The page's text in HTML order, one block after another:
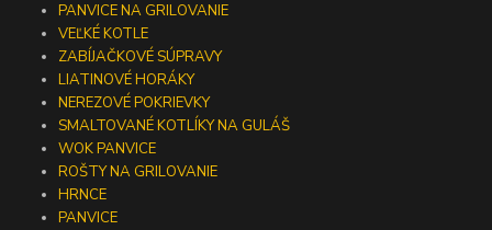
PANVICE NA GRILOVANIE
VEĽKÉ KOTLE
ZABÍJAČKOVÉ SÚPRAVY
LIATINOVÉ HORÁKY
NEREZOVÉ POKRIEVKY
SMALTOVANÉ KOTLÍKY NA GULÁŠ
WOK PANVICE
ROŠTY NA GRILOVANIE
HRNCE
PANVICE